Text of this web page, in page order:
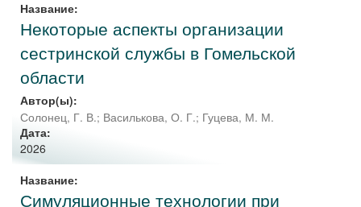
Название:
Некоторые аспекты организации
сестринской службы в Гомельской
области
Автор(ы):
Солонец, Г. В.; Василькова, О. Г.; Гуцева, М. М.
Дата:
2026
Название:
Симуляционные технологии при